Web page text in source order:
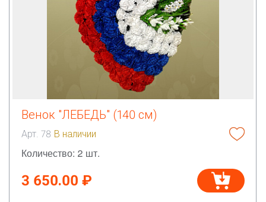
Венок "ЛЕБЕДЬ" (140 см)
Арт. 78 В наличии
Количество: 2 шт.
3 650.00 ₽